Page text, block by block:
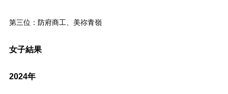
第三位：防府商工、美祢青嶺
女子結果
2024年